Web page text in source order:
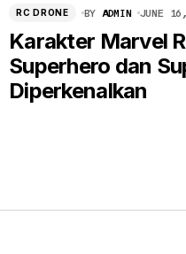
RC DRONE BY ADMIN JUNE
Karakter Marvel
Superhero dan
Diperkenalkan